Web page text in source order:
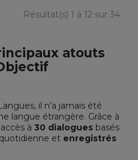
Résultat(s) 1 à 12 sur 34
atouts
il n’a jamais été
langue étrangère. Grâce à
à 30 dialogues basés
et enregistrés